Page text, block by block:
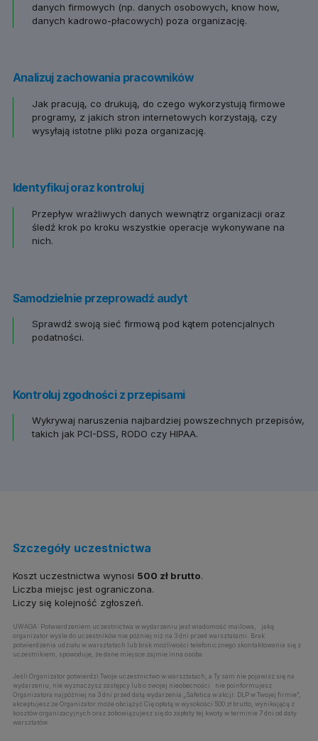
danych firmowych (np. danych osobowych, know how,
danych kadrowo-płacowych) poza organizację.
Analizuj zachowania pracowników
Jak pracują, co drukują, do czego wykorzystują firmowe
programy, z jakich stron internetowych korzystają, czy
wysyłają istotne pliki poza organizację.
Identyfikuj oraz kontroluj
Przepływ wrażliwych danych wewnątrz organizacji oraz
śledź krok po kroku wszystkie operacje wykonywane na
nich.
Samodzielnie przeprowadź audyt
Sprawdź swoją sieć firmową pod kątem potencjalnych
podatności.
Kontroluj zgodności z przepisami
Wykrywaj naruszenia najbardziej powszechnych przepisów,
takich jak PCI-DSS, RODO czy HIPAA.
Szczegóły uczestnictwa
Koszt uczestnictwa wynosi 500 zł brutto.
Liczba miejsc jest ograniczona.
Liczy się kolejność zgłoszeń.
UWAGA: Potwierdzeniem uczestnictwa w wydarzeniu jest wiadomość mailowa, jaką
organizator wyśle do uczestników nie później niż na 3 dni przed warsztatami. Brak
potwierdzenia udziału w warsztatach lub brak możliwości telefonicznego skontaktowania się z
uczestnikiem, spowoduje, że dane miejsce zajmie inna osoba.
Jeśli Organizator potwierdzi Twoje uczestnictwo w warsztatach, a Ty sam nie pojawisz się na
wydarzeniu, nie wyznaczysz zastępcy lub o swojej nieobecności nie poinformujesz
Organizatora najpóźniej na 3 dni przed datą wydarzenia „Safetica w akcji: DLP w Twojej firmie”,
akceptujesz że Organizator może obciążyć Cię opłatą w wysokości 500 zł brutto, wynikającą z
kosztów organizacyjnych oraz zobowiązujesz się do zapłaty tej kwoty w terminie 7 dni od daty
warsztatów.